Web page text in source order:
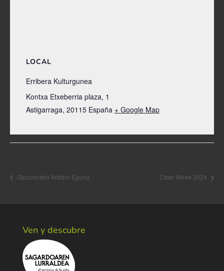
LOCAL
Erribera Kulturgunea
Kontxa Etxeberria plaza, 1
Astigarraga, 20115 España + Google Map
Gipuzkoako Artzain Eguna Cider Week 2024
Ven y descubre